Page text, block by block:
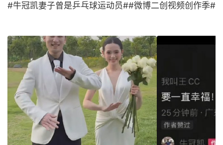
#牛冠凯妻子曾是乒乓球运动员##微博二创视频创作季#